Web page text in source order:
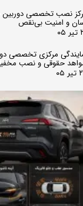
و امنیت بی‌نقص
مرکزی تخصصی
حقوقی و نصب